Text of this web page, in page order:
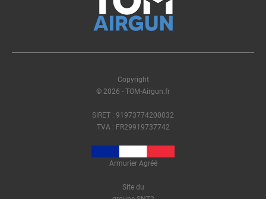
Copyright
© 2026 - TOM-Airgun.fr
SIRET : 91973774200032
TVA : FR29919737742
Armurier Agréé
Site du